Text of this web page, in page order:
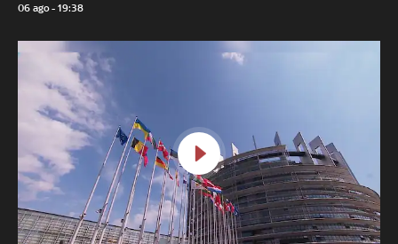
06 ago - 19:38